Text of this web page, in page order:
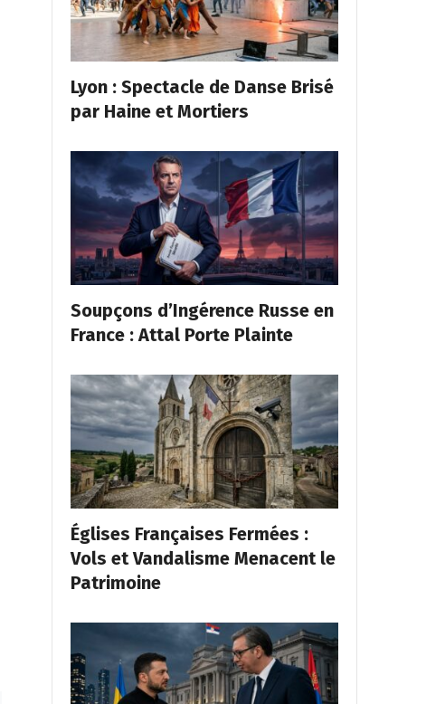
Lyon : Spectacle de Danse Brisé
par Haine et Mortiers
Soupçons d’Ingérence Russe en
France : Attal Porte Plainte
Églises Françaises Fermées :
Vols et Vandalisme Menacent le
Patrimoine